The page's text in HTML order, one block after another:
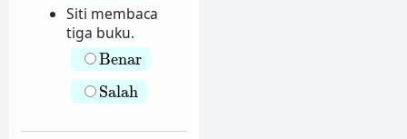
Siti membaca
tiga buku.
Benar
Benar
Salah
Salah